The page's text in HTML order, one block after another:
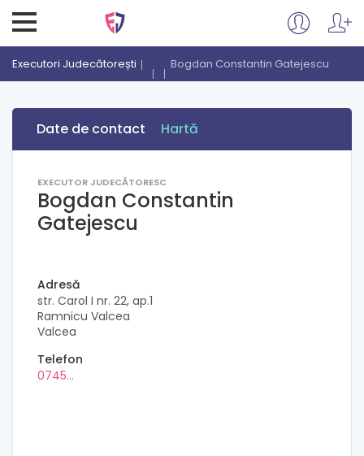
Executori Judecătorești Bogdan Constantin Gatejescu
Date de contact Hartă
EXECUTOR JUDECĂTORESC
Bogdan Constantin
Gatejescu
Adresă
str. Carol I nr. 22, ap.1
Ramnicu Valcea
Valcea
Telefon
0745...